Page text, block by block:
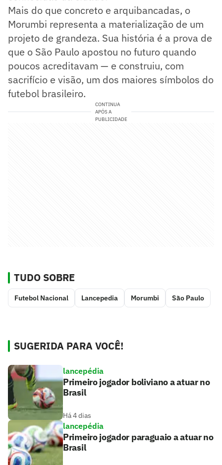
Mais do que concreto e arquibancadas, o
Morumbi representa a materialização de um
projeto de grandeza. Sua história é a prova de
que o São Paulo apostou no futuro quando
poucos acreditavam — e construiu, com
sacrifício e visão, um dos maiores símbolos do
futebol brasileiro.
CONTINUA
APÓS A
PUBLICIDADE
TUDO SOBRE
Futebol Nacional Lancepedia Morumbi São Paulo
SUGERIDA PARA VOCÊ!
lancepédia
Primeiro jogador boliviano a atuar no
Brasil
Há 4 dias
lancepédia
Primeiro jogador paraguaio a atuar no
Brasil